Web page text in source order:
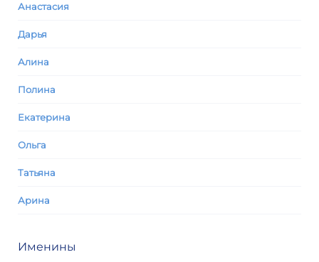
Анастасия
Дарья
Алина
Полина
Екатерина
Ольга
Татьяна
Арина
Именины